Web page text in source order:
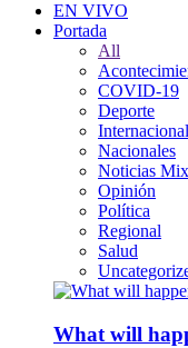
EN VIVO
Portada
All
COVID-19
Deporte
Nacionales
Noticias
Opinión
Política
Regional
Salud
What will